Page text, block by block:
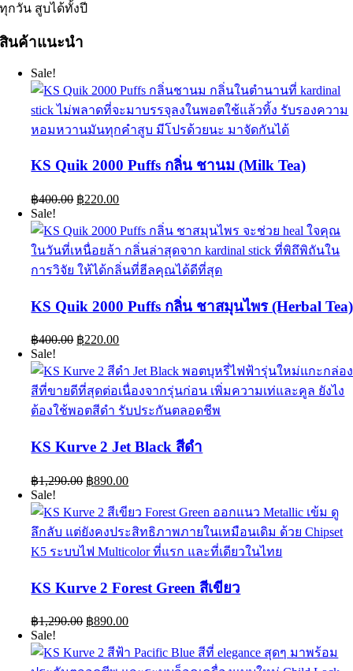
ทุกวัน สูบได้ทั้งปี
สินค้าแนะนำ
Sale!
KS Quik 2000 Puffs กลิ่น ชานม (Milk Tea)
฿400.00 Original
was:
฿400.00.
฿220.00Current
is:
฿220.00.
Sale!
KS Quik 2000 Puffs กลิ่น ชาสมุนไพร (Herbal Tea)
฿400.00 Original
was:
฿400.00.
฿220.00Current
is:
฿220.00.
Sale!
KS Kurve 2 Jet Black สีดำ
฿1,290.00 Original
was:
฿1,290.00.
฿890.00Current
is:
฿890.00.
Sale!
KS Kurve 2 Forest Green สีเขียว
฿1,290.00 Original
was:
฿1,290.00.
฿890.00Current
is:
฿890.00.
Sale!